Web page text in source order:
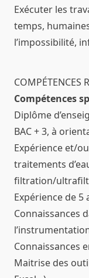
Exécuter les
temps,
l’impossibilité,
COMPÉTENCES
Compétences
Diplôme
BAC + 3, à
Expérience et/
traitements
filtration/
Expérience de 5
Connaissances
Connaissances
Maitrise des